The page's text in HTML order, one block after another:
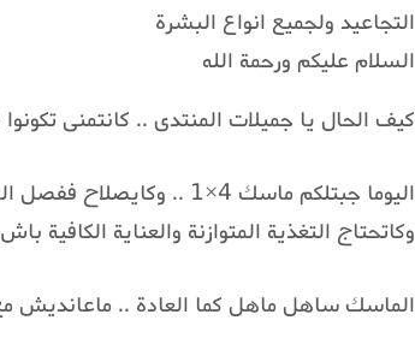
التجاعيد ولجميع انواع البشرة
السلام عليكم ورحمة الله
كيف الحال يا جميلات المنتدى .. كانتمنى
اليوما جبتلكم ماسك 4×1 ..
وكاتحتاج التغذية المتوازنة والعناية الكافية
الماسك ساهل ماهل كما العادة .. ماعانديش